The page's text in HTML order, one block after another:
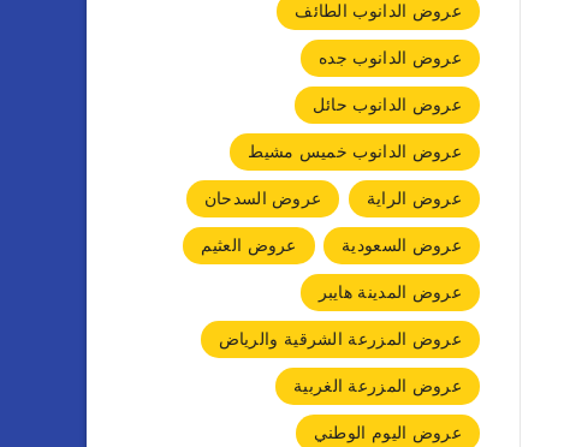
عروض الدانوب الطائف
عروض الدانوب جده
عروض الدانوب حائل
عروض الدانوب خميس مشيط
عروض الراية
عروض السدحان
عروض السعودية
عروض العثيم
عروض المدينة هايبر
عروض المزرعة الشرقية والرياض
عروض المزرعة الغربية
عروض اليوم الوطني